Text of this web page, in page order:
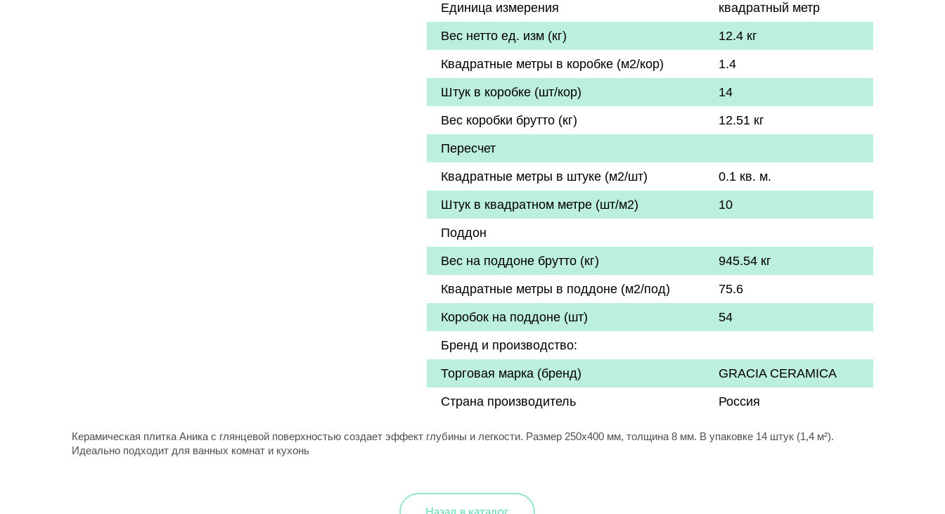
Единица измерения
квадратный метр
Вес нетто ед. изм (кг)
12.4 кг
Квадратные метры в коробке (м2/кор)
1.4
Штук в коробке (шт/кор)
14
Вес коробки брутто (кг)
12.51 кг
Пересчет
Квадратные метры в штуке (м2/шт)
0.1 кв. м.
Штук в квадратном метре (шт/м2)
10
Поддон
Вес на поддоне брутто (кг)
945.54 кг
Квадратные метры в поддоне (м2/под)
75.6
Коробок на поддоне (шт)
54
Бренд и производство:
Торговая марка (бренд)
GRACIA CERAMICA
Страна производитель
Россия
Керамическая плитка Аника с глянцевой поверхностью создает эффект глубины и легкости. Размер 250х400 мм, толщина 8 мм. В упаковке 14 штук (1,4 м²).
Идеально подходит для ванных комнат и кухонь